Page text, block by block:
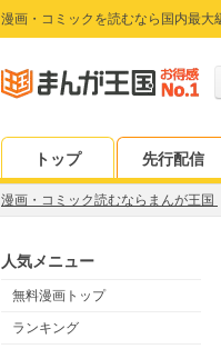
漫画・コミックを読むなら国内最大
トップ 先行配信
漫画・コミック読むならまんが王国
人気メニュー
無料漫画トップ
ランキング